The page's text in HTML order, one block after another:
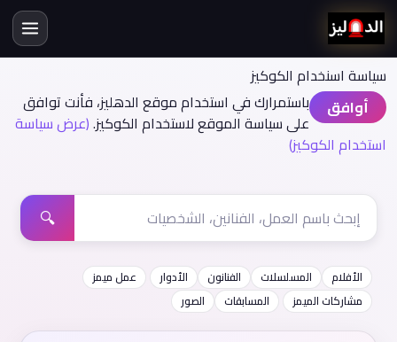
سياسة اسنخدام الكوكيز
أوافق
باستمرارك في استخدام موقع الدهليز، فأنت توافق
على سياسة الموقع لاستخدام الكوكيز.(عرض سياسة
استخدام الكوكيز)
🔍
الأفلام المسلسلات الفنانون الأدوار
عمل ميمز
مشاركات الميمز
المسابقات الصور